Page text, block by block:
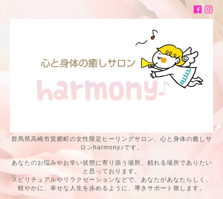
群馬県高崎市箕郷町の女性限定ヒーリングサロン、心と身体の癒しサ
ロンharmony♪です。
あなたのお悩みやお辛い状態に寄り添う場所、頼れる場所でありたい
と思っております。
スピリチュアルやリラクゼーションなどで、あなたがあなたらしく、
軽やかに、幸せな人生を歩めるように、導きサポート致します。